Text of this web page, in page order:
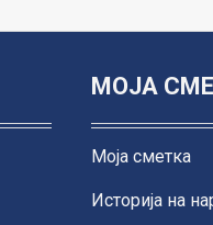
МОЈА
Моја сметка
Историја на